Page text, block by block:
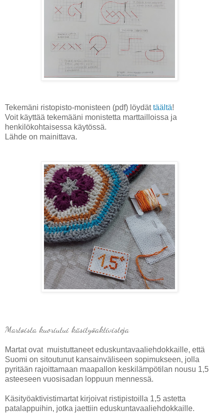
Tekemäni ristopisto-monisteen (pdf) löydättäältä!
Voit käyttää tekemääni monistetta marttailloissa ja
henkilökohtaisessa käytössä.
Lähde on mainittava.
Martoista kuoriutui käsityöaktivisteja
Martat ovat muistuttaneet eduskuntavaaliehdokkaille, että
Suomi on sitoutunut kansainväliseen sopimukseen, jolla
pyritään rajoittamaan maapallon keskilämpötilan nousu 1,5
asteeseen vuosisadan loppuun mennessä.
Käsityöaktivistimartat kirjoivat ristipistoilla 1,5 astetta
patalappuihin, jotka jaettiin eduskuntavaaliehdokkaille.